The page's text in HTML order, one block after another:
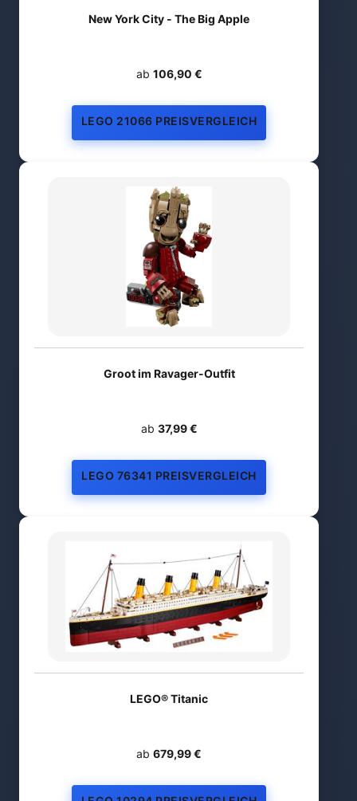
New York City - The Big Apple
ab 106,90 €
LEGO 21066 PREISVERGLEICH
Groot im Ravager-Outfit
ab 37,99 €
LEGO 76341 PREISVERGLEICH
LEGO® Titanic
ab 679,99 €